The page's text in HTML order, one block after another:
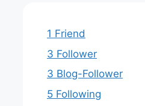
1 Friend
3 Follower
3 Blog-Follower
5 Following